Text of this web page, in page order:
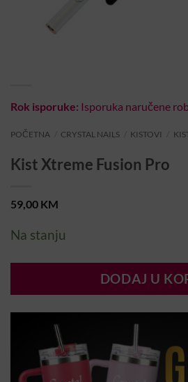
Rok isporuke: Isporuka naručene
POČETNA CRYSTAL NAILS KISTOVI
Kist Xtreme Fusion Pro
59,00 KM
Na stanju
DODAJ U